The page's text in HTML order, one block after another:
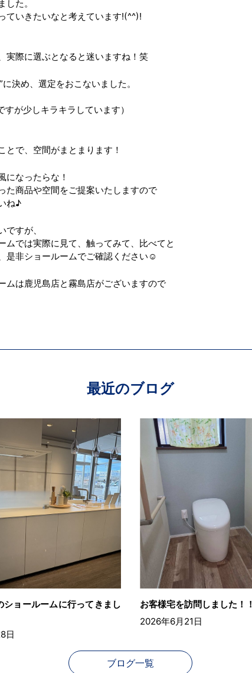
た。
ていきたいなと考えています!(^^)!
実際に選ぶとなると迷いますね！笑
決め、選定をおこないました。
が少しキラキラしています）
とで、空間がまとまります！
になったらな！
た商品や空間をご提案いたしますので
ね♪
すが、
ムでは実際に見て、触ってみて、比べてと
是非ショールームでご確認ください☺
ムは鹿児島店と霧島店がございますので
最近のブログ
ショールームに行ってきまし
日
お客様宅を訪問しました！！
2026年6月21日
ブログ一覧